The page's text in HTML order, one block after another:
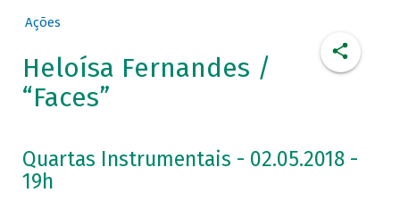
Ações
Heloísa Fernandes /
“Faces”
Quartas Instrumentais - 02.05.2018 -
19h